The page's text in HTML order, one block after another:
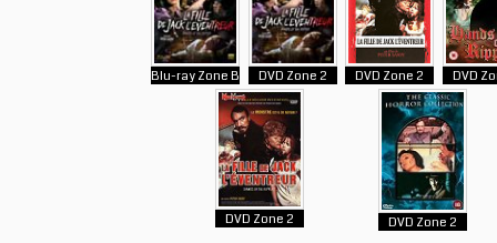
Blu-ray Zone B DVD Zone 2 DVD Zone 2 DVD
DVD Zone 2 DVD Zone 2